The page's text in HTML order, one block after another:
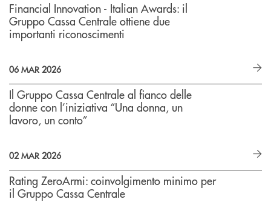
Financial Innovation - Italian Awards: il
Gruppo Cassa Centrale ottiene due
importanti riconoscimenti
06 MAR 2026
Il Gruppo Cassa Centrale al fianco delle
donne con l’iniziativa “Una donna, un
lavoro, un conto”
02 MAR 2026
Rating ZeroArmi: coinvolgimento minimo per
il Gruppo Cassa Centrale